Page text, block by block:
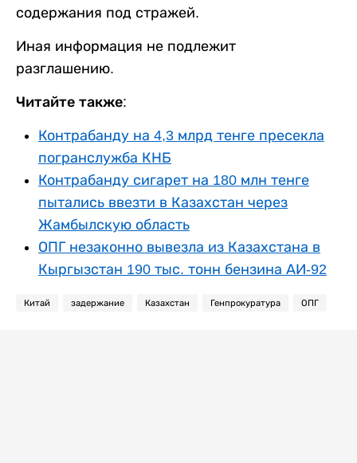
содержания под стражей.
Иная информация не подлежит
разглашению.
Читайте также:
Контрабанду на 4,3 млрд тенге пресекла
погранслужба КНБ
Контрабанду сигарет на 180 млн тенге
пытались ввезти в Казахстан через
Жамбылскую область
ОПГ незаконно вывезла из Казахстана в
Кыргызстан 190 тыс. тонн бензина АИ-92
Китай задержание Казахстан Генпрокуратура ОПГ